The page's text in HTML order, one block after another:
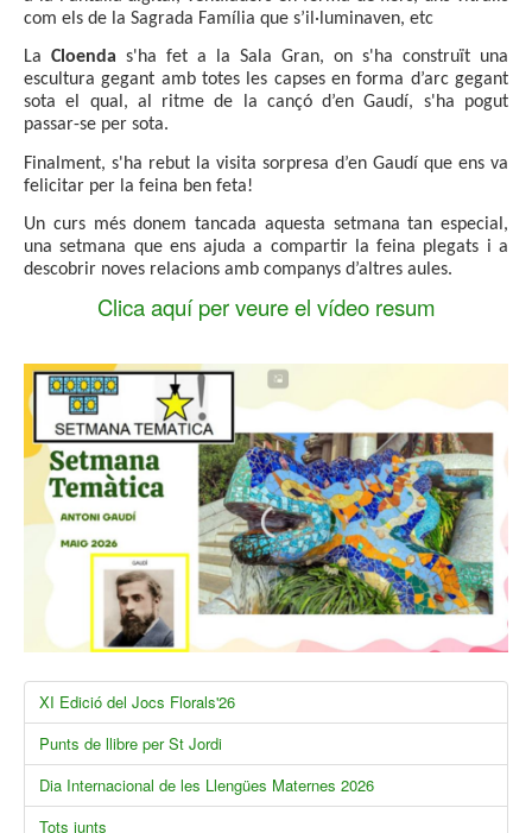
com els de la Sagrada Família que s’il·luminaven, etc
La Cloenda s'ha fet a la Sala Gran, on s'ha construït una
escultura gegant amb totes les capses en forma d’arc gegant
sota el qual, al ritme de la cançó d’en Gaudí, s'ha pogut
passar-se per sota.
Finalment, s'ha rebut la visita sorpresa d’en Gaudí que ens va
felicitar per la feina ben feta!
Un curs més donem tancada aquesta setmana tan especial,
una setmana que ens ajuda a compartir la feina plegats i a
descobrir noves relacions amb companys d’altres aules.
Clica aquí per veure el vídeo resum
XI Edició del Jocs Florals'26
Punts de llibre per St Jordi
Dia Internacional de les Llengües Maternes 2026
Tots junts